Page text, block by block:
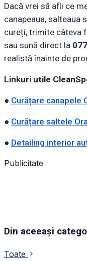
Dacă vrei să afli ce
canapeaua, salteaua
cureți, trimite câteva
sau sună direct la
realistă înainte de
Linkuri utile
● Curățare canapele
● Curățare saltele
● Detailing interior
Publicitate
Din aceeași
Toate